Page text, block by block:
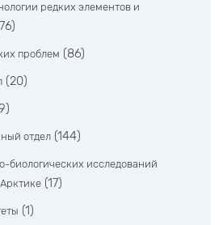
редких элементов и
проблем (86)
(20)
отдел (144)
биологических исследований
(17)
(1)